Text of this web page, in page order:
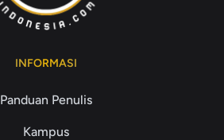
INFORMASI
Panduan Penulis
Kampus